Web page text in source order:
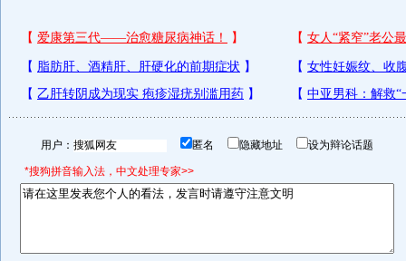
用户： 匿名 隐藏地址 设为辩论话题
*搜狗拼音输入法，中文处理专家>>